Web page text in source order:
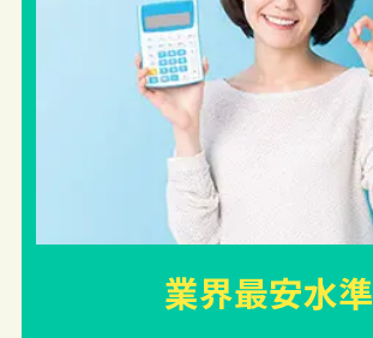
業界最安水準